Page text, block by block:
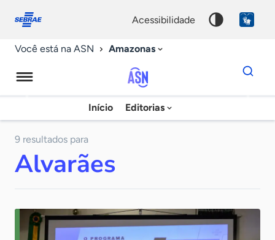
conosco
acessibilidade
Você está na ASN Amazonas
Agência
Sebrae
Início Editorias
Dados
para
chave
9 resultados para
Alvarães